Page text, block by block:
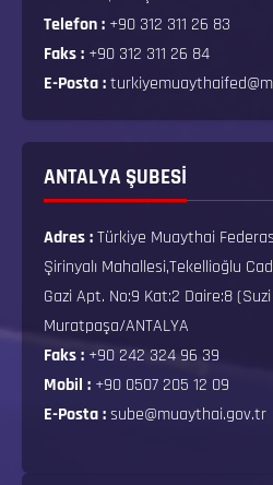
Telefon : +90 312 311 26 83
Faks : +90 312 311 26 84
E-Posta :
ANTALYA ŞUBESİ
Adres :Türkiye Muaythai
Şirinyalı Mahallesi,Tekellioğlu
Gazi Apt. No:9 Kat:2 Daire:8
Muratpaşa/ANTALYA
Faks : +90 242 324 96 39
Mobil : +90 0507 205 12 09
E-Posta :sube@muaythai.gov.tr